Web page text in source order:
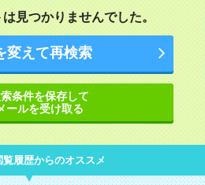
見つかりませんでした。
変えて再検索
条件を保存して
ールを受け取る
履歴からのオススメ